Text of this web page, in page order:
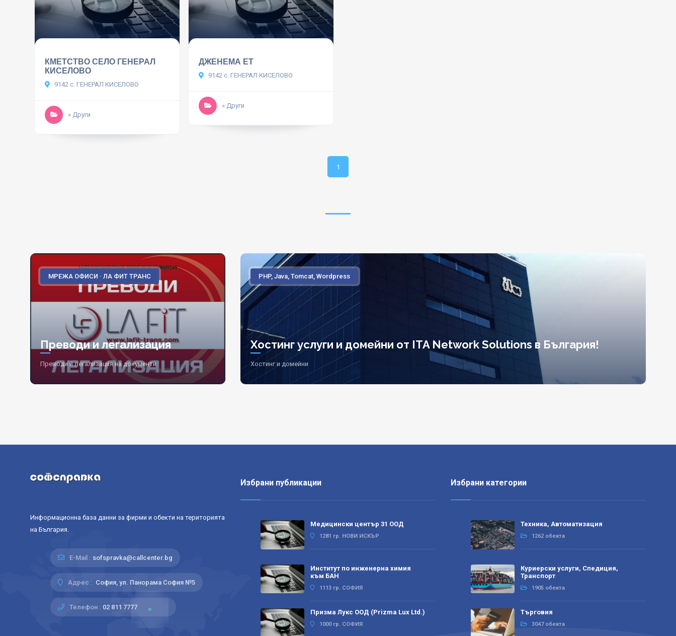
КМЕТСТВО СЕЛО ГЕНЕРАЛ
КИСЕЛОВО
9142 с. ГЕНЕРАЛ КИСЕЛОВО
» Други
ДЖЕНЕМА ЕТ
9142 с. ГЕНЕРАЛ КИСЕЛОВО
» Други
1
МРЕЖА ОФИСИ · ЛА ФИТ ТРАНС
Преводи и легализация
Преводи и легализация на документи
PHP, Java, Tomcat, Wordpress
Хостинг услуги и домейни от ITA Network Solutions в България!
Хостинг и домейни
Информационна база данни за фирми и обекти на територията
на България.
E-Mail : sofspravka@callcenter.bg
Адрес : София, ул. Панорама София №5
Телефон : 02 811 7777
Избрани публикации
Медицински център 31 ООД
1281 гр. НОВИ ИСКЪР
Институт по инженерна химия
към БАН
1113 гр. СОФИЯ
Призма Лукс ООД (Prizma Lux Ltd.)
1000 гр. СОФИЯ
Избрани категории
Техника, Автоматизация
1262 обекта
Куриерски услуги, Спедиция,
Транспорт
1905 обекта
Търговия
3047 обекта